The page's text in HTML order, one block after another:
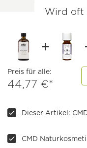
Wird oft
Preis für alle:
44,77 €*
Dieser Artikel:
CMD